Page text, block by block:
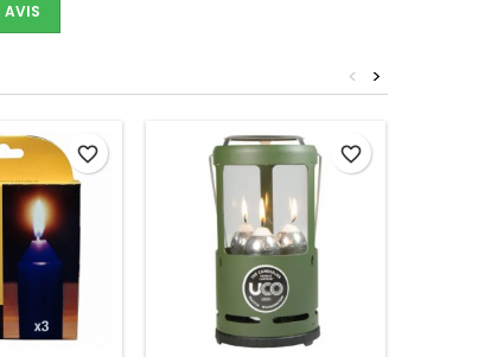
AVIS
>
<
favorite_border favorite_border